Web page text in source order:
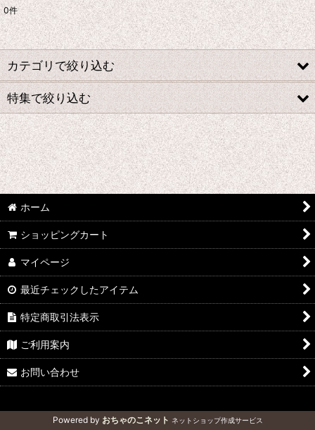
表示数:
並び順:
絞り込む
0件
カテゴリで絞り込む
ジオラマアクセサリーキット
テーブルガーデンキット
フィーリングパーツ
帝国海軍工廠
特集で絞り込む
限定販売商品
ホーム
ショッピングカート
マイページ
最近チェックしたアイテム
特定商取引法表示
ご利用案内
お問い合わせ
Powered by おちゃのこネット ネットショップ作成サービス